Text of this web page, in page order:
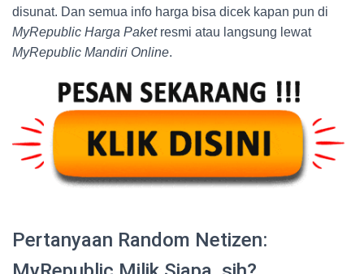
disunat. Dan semua info harga bisa dicek kapan pun di
MyRepublic Harga Paketresmi atau langsung lewat
MyRepublic Mandiri Online.
Pertanyaan Random Netizen: